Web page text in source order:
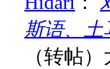
斯语、
（转帖